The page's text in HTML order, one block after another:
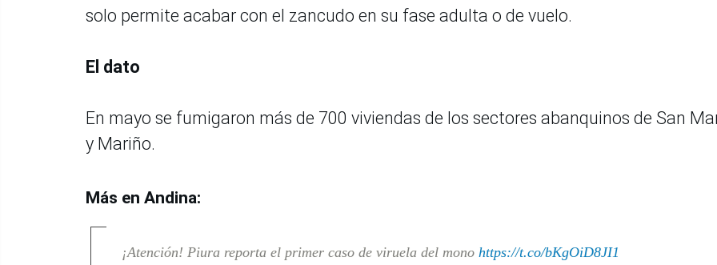
solo permite acabar con el zancudo en su fase adulta o de vuelo.
El dato
En mayo se fumigaron más de 700 viviendas de los sectores abanquinos de San
y Mariño.
Más en Andina:
¡Atención! Piura reporta el primer caso de viruela del mono https://t.co/bKgOiD8JI1